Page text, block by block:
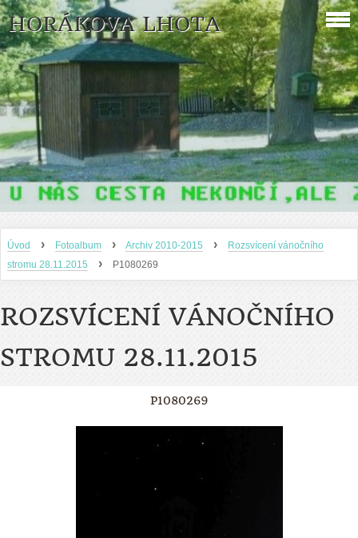
HORÁKOVA LHOTA
Úvod › Fotoalbum › Archiv 2010-2015 ›
Rozsvícení vánočního
stromu 28.11.2015
› P1080269
ROZSVÍCENÍ VÁNOČNÍHO
STROMU 28.11.2015
P1080269